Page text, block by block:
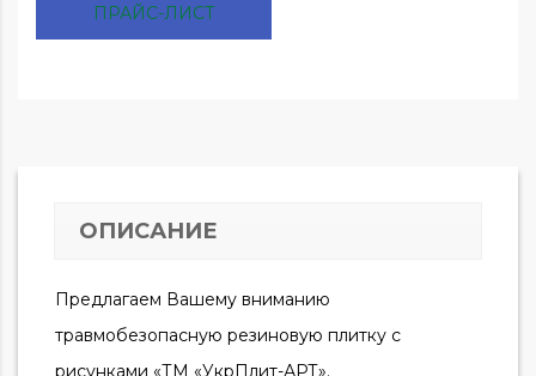
ПРАЙС-ЛИСТ
ОПИСАНИЕ
Предлагаем Вашему вниманию
травмобезопасную резиновую плитку с
рисунками «ТМ «УкрПлит-АРТ».